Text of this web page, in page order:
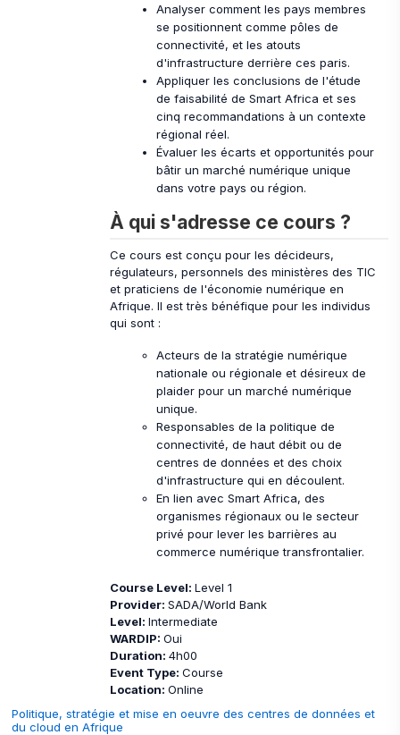
Analyser comment les pays membres
se positionnent comme pôles de
connectivité, et les atouts
d'infrastructure derrière ces paris.
Appliquer les conclusions de l'étude
de faisabilité de Smart Africa et ses
cinq recommandations à un contexte
régional réel.
Évaluer les écarts et opportunités pour
bâtir un marché numérique unique
dans votre pays ou région.
À qui s'adresse ce cours ?
Ce cours est conçu pour les décideurs,
régulateurs, personnels des ministères des TIC
et praticiens de l'économie numérique en
Afrique. Il est très bénéfique pour les individus
qui sont :
Acteurs de la stratégie numérique
nationale ou régionale et désireux de
plaider pour un marché numérique
unique.
Responsables de la politique de
connectivité, de haut débit ou de
centres de données et des choix
d'infrastructure qui en découlent.
En lien avec Smart Africa, des
organismes régionaux ou le secteur
privé pour lever les barrières au
commerce numérique transfrontalier.
Course Level: Level 1
Provider: SADA/World Bank
Level: Intermediate
WARDIP: Oui
Duration: 4h00
Event Type: Course
Location: Online
Politique, stratégie et mise en oeuvre des centres de données et
du cloud en Afrique